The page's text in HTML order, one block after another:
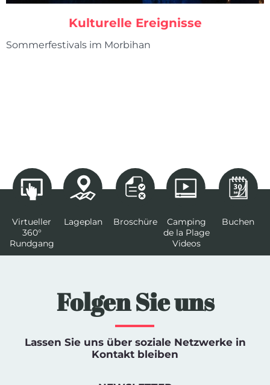
Kulturelle Ereignisse
Sommerfestivals im Morbihan
Virtueller
360°
Rundgang
Lageplan Broschüre
Camping
de la Plage
Videos
Buchen
Folgen Sie uns
Lassen Sie uns über soziale Netzwerke in
Kontakt bleiben